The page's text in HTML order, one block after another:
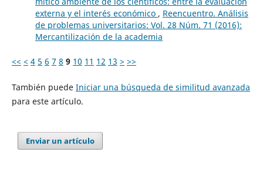
externa y el interés económico , Reencuentro. Análisis
de problemas universitarios: Vol. 28 Núm. 71 (2016):
Mercantilización de la academia
<< < 4 5 6 7 8 9 10 11 12 13 > >>
También puede Iniciar una búsqueda de similitud avanzada
para este artículo.
Enviar un artículo